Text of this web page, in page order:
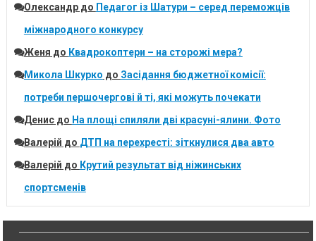
Олександрдо Педагог із Шатури – серед переможців
міжнародного конкурсу
Женя до Квадрокоптери – на сторожі мера?
Микола Шкурко до Засідання бюджетної комісії:
потреби першочергові й ті, які можуть почекати
Денисдо На площі спиляли дві красуні-ялини. Фото
Валерій до ДТП на перехресті: зіткнулися два авто
Валерій до Крутий результат від ніжинських
спортсменів